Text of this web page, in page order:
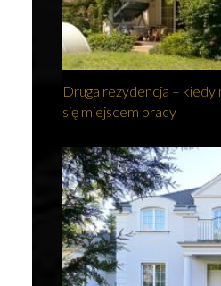
Druga rezydencja –
się miejscem pracy